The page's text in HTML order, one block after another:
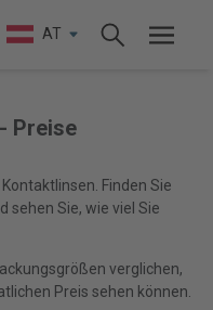
AT
Preise
Finden Sie
sehen Sie, wie viel Sie
verglichen,
Preis sehen können.